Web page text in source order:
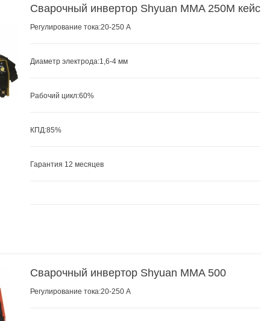
Сварочный инвертор Shyuan MMA 250M кейс
Регулирование тока:20-250 А
Диаметр электрода:1,6-4 мм
Рабочий цикл:60%
КПД:85%
Гарантия 12 месяцев
Сварочный инвертор Shyuan MMA 500
Регулирование тока:20-250 А